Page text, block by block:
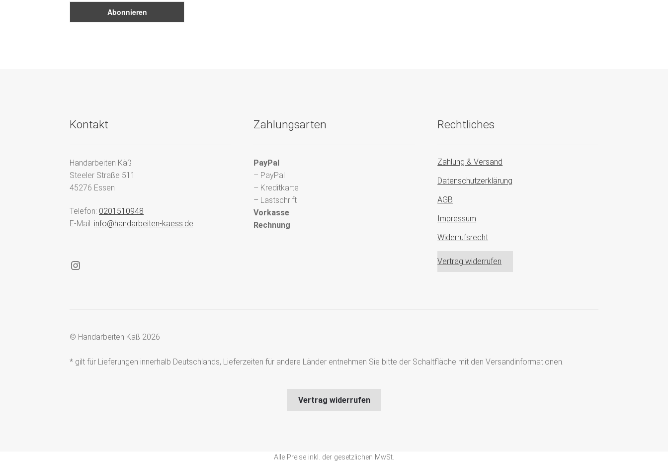
Kontakt
Handarbeiten Käß
Steeler Straße 511
45276 Essen
Telefon: 0201510948
E-Mail: info@handarbeiten-kaess.de
Instagram
Zahlungsarten
PayPal
– PayPal
– Kreditkarte
– Lastschrift
Vorkasse
Rechnung
Rechtliches
Zahlung & Versand
Datenschutzerklärung
AGB
Impressum
Widerrufsrecht
Vertrag widerrufen
© Handarbeiten Käß 2026
* gilt für Lieferungen innerhalb Deutschlands, Lieferzeiten für andere Länder entnehmen Sie bitte der Schaltfläche mit den Versandinformationen.
Vertrag widerrufen
Alle Preise inkl. der gesetzlichen MwSt.